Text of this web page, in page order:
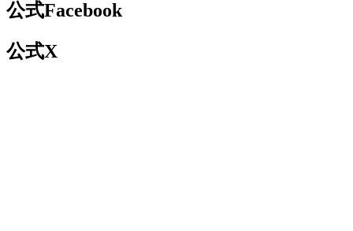
公式Facebook
公式X